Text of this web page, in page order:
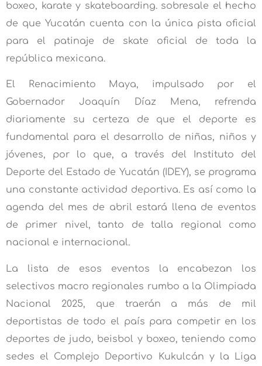
boxeo, karate y skateboarding. sobresale el hecho
de que Yucatán cuenta con la única pista oficial
para el patinaje de skate oficial de toda la
república mexicana.
El Renacimiento Maya, impulsado por el
Gobernador Joaquín Díaz Mena, refrenda
diariamente su certeza de que el deporte es
fundamental para el desarrollo de niñas, niños y
jóvenes, por lo que, a través del Instituto del
Deporte del Estado de Yucatán (IDEY), se programa
una constante actividad deportiva. Es así como la
agenda del mes de abril estará llena de eventos
de primer nivel, tanto de talla regional como
nacional e internacional.
La lista de esos eventos la encabezan los
selectivos macro regionales rumbo a la Olimpiada
Nacional 2025, que traerán a más de mil
deportistas de todo el país para competir en los
deportes de judo, beisbol y boxeo, teniendo como
sedes el Complejo Deportivo Kukulcán y la Liga